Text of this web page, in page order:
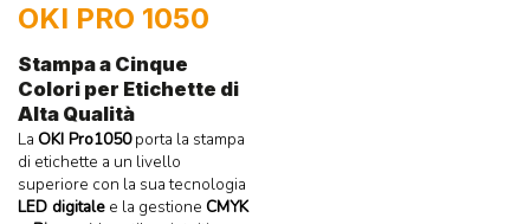
OKI PRO 1050
Stampa a Cinque
Colori per Etichette di
Alta Qualità
La OKI Pro1050porta la stampa
di etichette a un livello
superiore con la sua tecnologia
LED digitalee la gestione CMYK